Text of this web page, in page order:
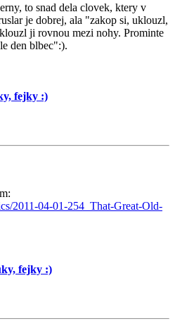
to snad dela clovek, ktery v
je dobrej, ala "zakop si, uklouzl,
ji rovnou mezi nohy. Prominte
den blbec":).
fejky :)
2011-04-01-254_That-Great-Old-
fejky :)